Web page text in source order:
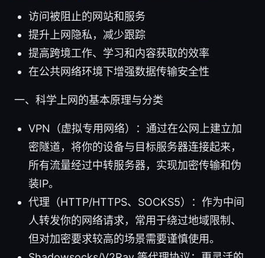
访问被阻止的网站和服务
提升上网隐私，减少跟踪
提高跨境工作、学习和内容获取的效率
在公共网络环境下增强数据传输安全性
一、科学上网的基本原理与分类
VPN（虚拟专用网络）：通过在公网上建立加
密隧道，将你的设备与目标服务器连接起来，
所有流量经过中转服务器，实现加密传输和伪
装IP。
代理（HTTP/HTTPS、SOCKS5）：作为中间
人转发你的网络请求，常用于绕过地域限制、
但对加密要求较高的场景需要谨慎使用。